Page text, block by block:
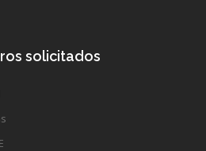
solicitados